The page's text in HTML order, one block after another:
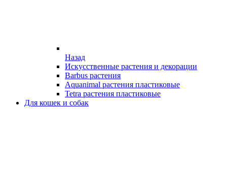
Назад
Искусственные растения и декорации
Barbus растения
Aquanimal растения пластиковые
Tetra растения пластиковые
Для кошек и собак